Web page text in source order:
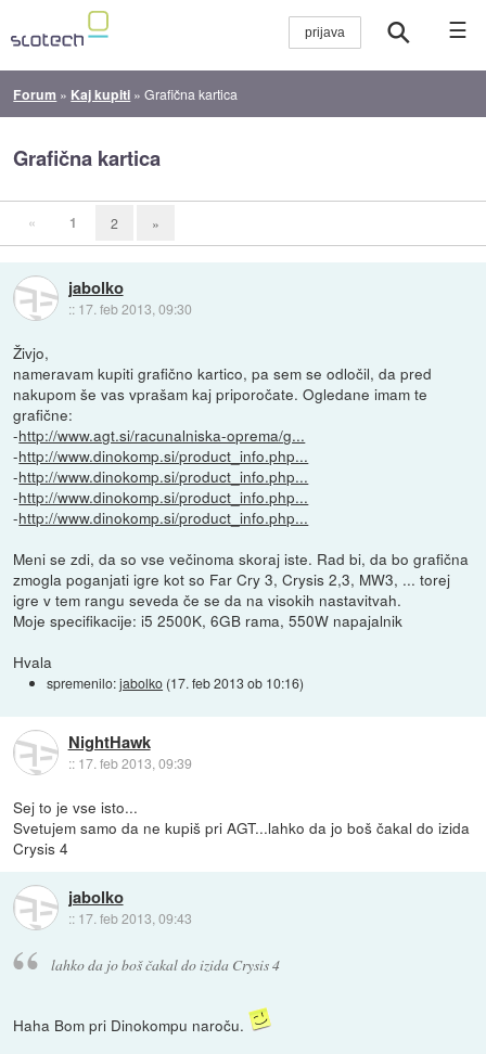
☰
Forum » Kaj kupiti »Grafična kartica
Grafična kartica
« 1 2 »
jabolko
:: 17. feb 2013, 09:30
Živjo,
nameravam kupiti grafično kartico, pa sem se odločil, da pred
nakupom še vas vprašam kaj priporočate. Ogledane imam te
grafične:
-http://www.agt.si/racunalniska-oprema/g...
-http://www.dinokomp.si/product_info.php...
-http://www.dinokomp.si/product_info.php...
-http://www.dinokomp.si/product_info.php...
-http://www.dinokomp.si/product_info.php...
Meni se zdi, da so vse večinoma skoraj iste. Rad bi, da bo grafična
zmogla poganjati igre kot so Far Cry 3, Crysis 2,3, MW3, ... torej
igre v tem rangu seveda če se da na visokih nastavitvah.
Moje specifikacije: i5 2500K, 6GB rama, 550W napajalnik
Hvala
spremenilo:jabolko (17. feb 2013 ob 10:16)
NightHawk
:: 17. feb 2013, 09:39
Sej to je vse isto...
Svetujem samo da ne kupiš pri AGT...lahko da jo boš čakal do izida
Crysis 4
jabolko
:: 17. feb 2013, 09:43
lahko da jo boš čakal do izida Crysis 4
Haha Bom pri Dinokompu naroču.